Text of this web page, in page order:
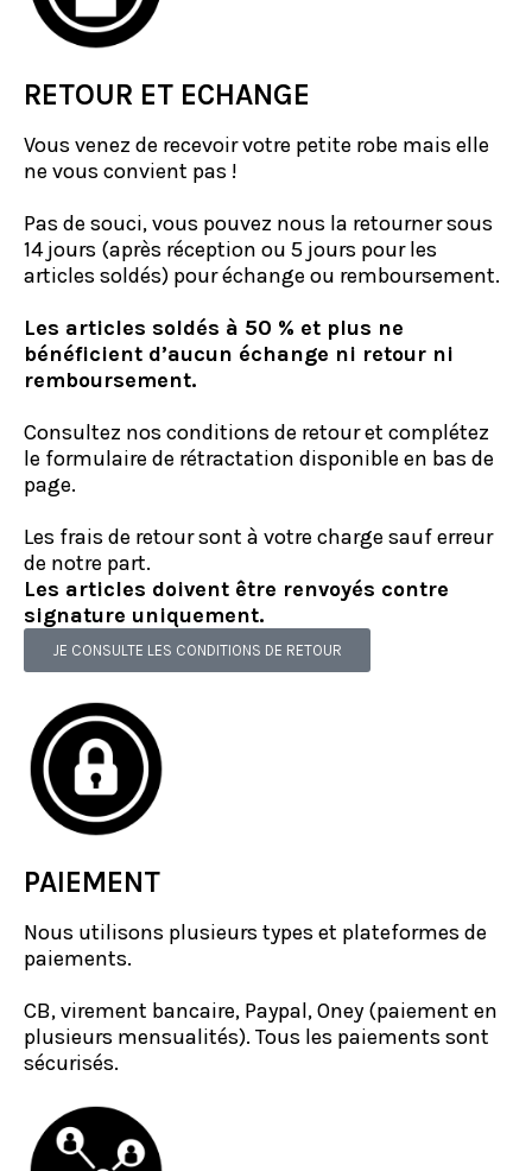
RETOUR ET ECHANGE
Vous venez de recevoir votre petite robe mais elle
ne vous convient pas !
Pas de souci, vous pouvez nous la retourner sous
14 jours (après réception ou 5 jours pour les
articles soldés) pour échange ou remboursement.
Les articles soldés à 50 % et plus ne
bénéficient d’aucun échange ni retour ni
remboursement.
Consultez nos conditions de retour et complétez
le formulaire de rétractation disponible en bas de
page.
Les frais de retour sont à votre charge sauf erreur
de notre part.
Les articles doivent être renvoyés contre
signature uniquement.
JE CONSULTE LES CONDITIONS DE RETOUR
PAIEMENT
Nous utilisons plusieurs types et plateformes de
paiements.
CB, virement bancaire, Paypal, Oney (paiement en
plusieurs mensualités). Tous les paiements sont
sécurisés.